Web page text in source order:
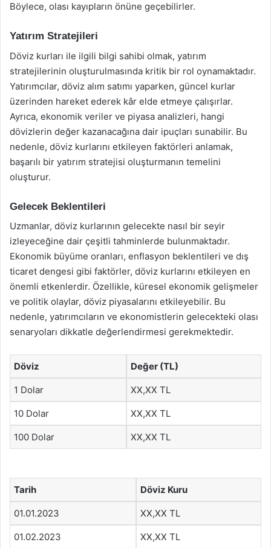
Böylece, olası kayıpların önüne geçebilirler.
Yatırım Stratejileri
Döviz kurları ile ilgili bilgi sahibi olmak, yatırım
stratejilerinin oluşturulmasında kritik bir rol oynamaktadır.
Yatırımcılar, döviz alım satımı yaparken, güncel kurlar
üzerinden hareket ederek kâr elde etmeye çalışırlar.
Ayrıca, ekonomik veriler ve piyasa analizleri, hangi
dövizlerin değer kazanacağına dair ipuçları sunabilir. Bu
nedenle, döviz kurlarını etkileyen faktörleri anlamak,
başarılı bir yatırım stratejisi oluşturmanın temelini
oluşturur.
Gelecek Beklentileri
Uzmanlar, döviz kurlarının gelecekte nasıl bir seyir
izleyeceğine dair çeşitli tahminlerde bulunmaktadır.
Ekonomik büyüme oranları, enflasyon beklentileri ve dış
ticaret dengesi gibi faktörler, döviz kurlarını etkileyen en
önemli etkenlerdir. Özellikle, küresel ekonomik gelişmeler
ve politik olaylar, döviz piyasalarını etkileyebilir. Bu
nedenle, yatırımcıların ve ekonomistlerin gelecekteki olası
senaryoları dikkatle değerlendirmesi gerekmektedir.
Döviz Değer (TL)
1 Dolar XX,XX TL
10 Dolar XX,XX TL
100 Dolar XX,XX TL
Tarih Döviz Kuru
01.01.2023 XX,XX TL
01.02.2023 XX,XX TL